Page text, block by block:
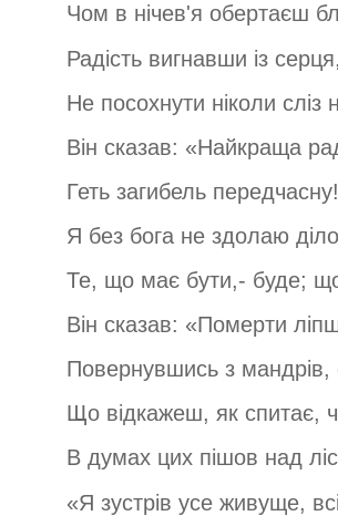
Чом в нічев'я обертаєш
Радість вигнавши із
Не посохнути ніколи
Він сказав: «Найкраща
Геть загибель
Я без бога не здолаю
Те, що має бути,- буде;
Він сказав: «Померти
Повернувшись з мандрів,
Що відкажеш, як спитає,
В думах цих пішов над
«Я зустрів усе живуще,